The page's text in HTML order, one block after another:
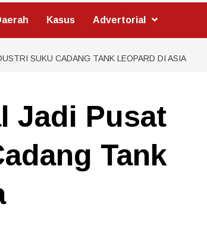
Kasus Advertorial
SUKU CADANG TANK LEOPARD DI ASIA
Jadi Pusat
Tank